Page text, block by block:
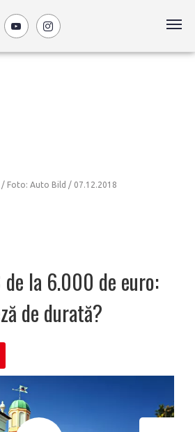
/ Foto: Auto Bild / 07.12.2018
la 6.000 de euro:
de durată?